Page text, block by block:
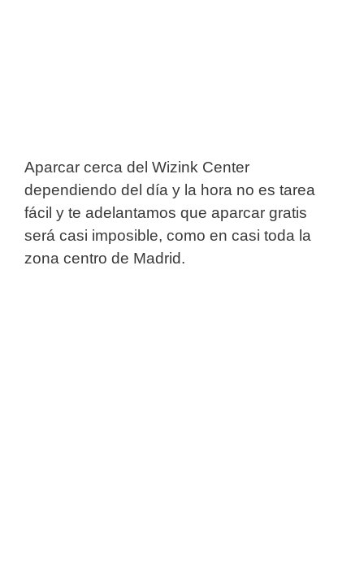
Aparcar cerca del Wizink Center
dependiendo del día y la hora no es tarea
fácil y te adelantamos que aparcar gratis
será casi imposible, como en casi toda la
zona centro de Madrid.